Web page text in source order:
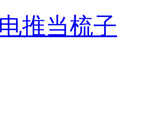
推当梳子